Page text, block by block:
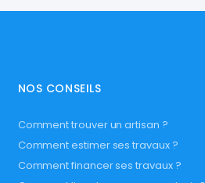
NOS CONSEILS
Comment trouver un artisan ?
Comment estimer ses travaux ?
Comment financer ses travaux ?